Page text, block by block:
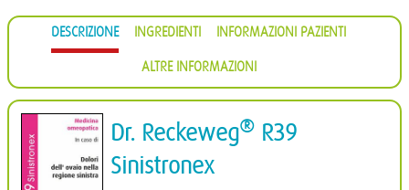
DESCRIZIONE INGREDIENTI INFORMAZIONI PAZIENTI
ALTRE INFORMAZIONI
Dr. Reckeweg® R39
Sinistronex